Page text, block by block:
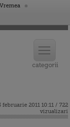
Vremea
februarie 2011 10:11 / 722
vizualizari